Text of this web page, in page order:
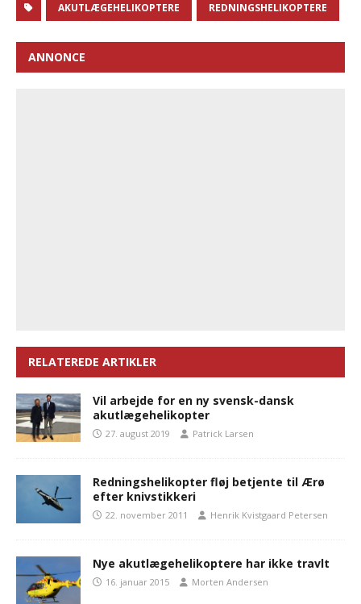
AKUTLÆGEHELIKOPTERE REDNINGSHELIKOPTERE
ANNONCE
RELATEREDE ARTIKLER
Vil arbejde for en ny svensk-dansk
akutlægehelikopter
27. august 2019 Patrick Larsen
Redningshelikopter fløj betjente til Ærø
efter knivstikkeri
22. november 2011 Henrik Kvistgaard Petersen
Nye akutlægehelikoptere har ikke travlt
16. januar 2015 Morten Andersen